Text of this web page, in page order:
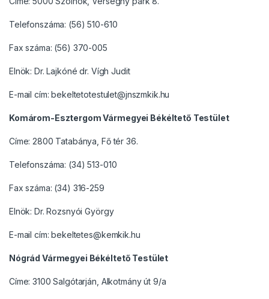
Telefonszáma: (56) 510-610
Fax száma: (56) 370-005
Elnök: Dr. Lajkóné dr. Vígh Judit
E-mail cím: bekeltetotestulet@jnszmkik.hu
Komárom-Esztergom Vármegyei Békéltető Testület
Címe: 2800 Tatabánya, Fő tér 36.
Telefonszáma: (34) 513-010
Fax száma: (34) 316-259
Elnök: Dr. Rozsnyói György
E-mail cím: bekeltetes@kemkik.hu
Nógrád Vármegyei Békéltető Testület
Címe: 3100 Salgótarján, Alkotmány út 9/a